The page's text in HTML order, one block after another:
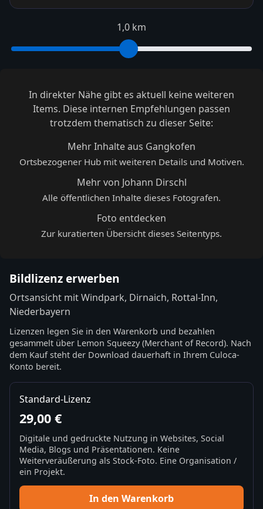
1,0 km
In direkter Nähe gibt es aktuell keine weiteren
Items. Diese internen Empfehlungen passen
trotzdem thematisch zu dieser Seite:
Mehr Inhalte aus Gangkofen
Ortsbezogener Hub mit weiteren Details und Motiven.
Mehr von Johann Dirschl
Alle öffentlichen Inhalte dieses Fotografen.
Foto entdecken
Zur kuratierten Übersicht dieses Seitentyps.
Bildlizenz erwerben
Ortsansicht mit Windpark, Dirnaich, Rottal-Inn,
Niederbayern
Lizenzen legen Sie in den Warenkorb und bezahlen
gesammelt über Lemon Squeezy (Merchant of Record). Nach
dem Kauf steht der Download dauerhaft in Ihrem Culoca-
Konto bereit.
Standard-Lizenz
29,00 €
Digitale und gedruckte Nutzung in Websites, Social
Media, Blogs und Präsentationen. Keine
Weiterveräußerung als Stock-Foto. Eine Organisation /
ein Projekt.
In den Warenkorb